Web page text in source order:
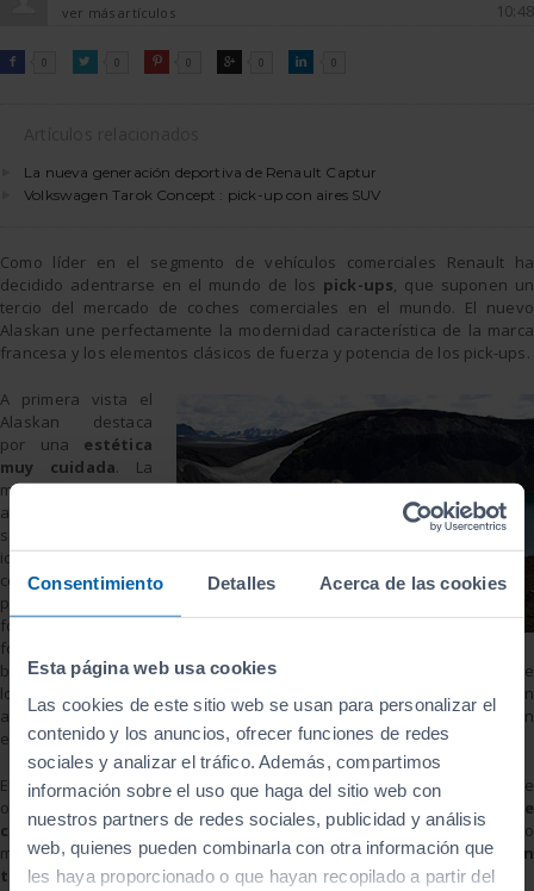
Consentimiento Detalles Acerca de las cookies
Esta página web usa cookies
Las cookies de este sitio web se usan para personalizar el
contenido y los anuncios, ofrecer funciones de redes
sociales y analizar el tráfico. Además, compartimos
información sobre el uso que haga del sitio web con
nuestros partners de redes sociales, publicidad y análisis
web, quienes pueden combinarla con otra información que
les haya proporcionado o que hayan recopilado a partir del
ver más artículos
10:48

FACEBOOK
0 
TWITTER0 
PINTEREST
0 
GOOGLE0 
LINKEDIN
0
La nueva generación deportiva de Renault Captur
Volkswagen Tarok Concept : pick-up con aires SUV
Como líder en el segmento de vehículos comerciales Renault ha
decidido adentrarse en el mundo de los pick-ups , que suponen un
tercio del mercado de coches comerciales en el mundo. El nuevo
Alaskan une perfectamente la modernidad característica de la marca
francesa y los elementos clásicos de fuerza y potencia de los pick-ups.
A primera vista el
Alaskan destaca
por una estética
muy cuidada. La
modernidad y el
aspecto robusto
son sus señas de
identidad. El nuevo
coche de Renault
presenta unos
focos delanteros en
forma de
boomerang que encajan a la perfección con la estética innovadora de
los faros traseros y la parte superior del vehículo. Como ya nos tienen
acostumbrados desde la marca gala, el logo se transforma en un
elemento fundamental en el frontal del vehículo.
El marcado paso de rueda del Alaskan y unasllantas de 21”
le
ofrecen un aspecto agresivo, que se remarca con un
tubo de escape
central en aluminio. El motor escogido por Renault para su nuevo
modelo es el que ya han montado en el Master. Un motordiésel Twin
turbo de cuatro cilindros.